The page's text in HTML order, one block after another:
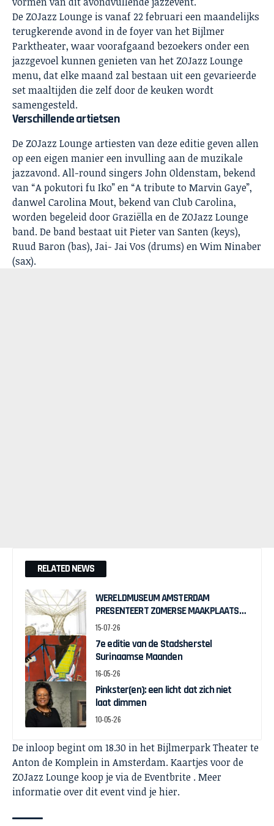
De ZOJazz Lounge is vanaf 22 februari een maandelijks
terugkerende avond in de foyer van het Bijlmer
Parktheater, waar voorafgaand bezoekers onder een
jazzgevoel kunnen genieten van het ZOJazz Lounge
menu, dat elke maand zal bestaan uit een gevarieerde
set maaltijden die zelf door de keuken wordt
samengesteld.
Verschillende artietsen
De ZOJazz Lounge artiesten van deze editie geven allen
op een eigen manier een invulling aan de muzikale
jazzavond. All-round singers John Oldenstam, bekend
van “A pokutori fu Iko” en “A tribute to Marvin Gaye”,
danwel Carolina Mout, bekend van Club Carolina,
worden begeleid door Graziëlla en de ZOJazz Lounge
band. De band bestaat uit Pieter van Santen (keys),
Ruud Baron (bas), Jai- Jai Vos (drums) en Wim Ninaber
(sax).
RELATED NEWS
WERELDMUSEUM AMSTERDAM
PRESENTEERT ZOMERSE MAAKPLAATS
MUCH TO DO WITH BAMBOO
15-07-26
7e editie van de Stadsherstel
Surinaamse Maanden
16-05-26
Pinkster(en): een licht dat zich niet
laat dimmen
10-05-26
De inloop begint om 18.30 in het Bijlmerpark Theater te
Anton de Komplein in Amsterdam. Kaartjes voor de
ZOJazz Lounge koop je via deEventbrite . Meer
informatie over dit event vind jehier.